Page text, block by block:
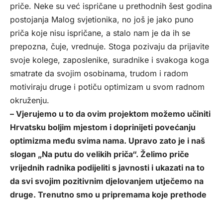
priče. Neke su već ispričane u prethodnih šest godina
postojanja Malog svjetionika, no još je jako puno
priča koje nisu ispričane, a stalo nam je da ih se
prepozna, čuje, vrednuje. Stoga pozivaju da prijavite
svoje kolege, zaposlenike, suradnike i svakoga koga
smatrate da svojim osobinama, trudom i radom
motiviraju druge i potiču optimizam u svom radnom
okruženju.
– Vjerujemo u to da ovim projektom možemo učiniti
Hrvatsku boljim mjestom i doprinijeti povećanju
optimizma među svima nama. Upravo zato je i naš
slogan „Na putu do velikih priča“. Želimo priče
vrijednih radnika podijeliti s javnosti i ukazati na to
da svi svojim pozitivnim djelovanjem utječemo na
druge. Trenutno smo u pripremama koje prethode